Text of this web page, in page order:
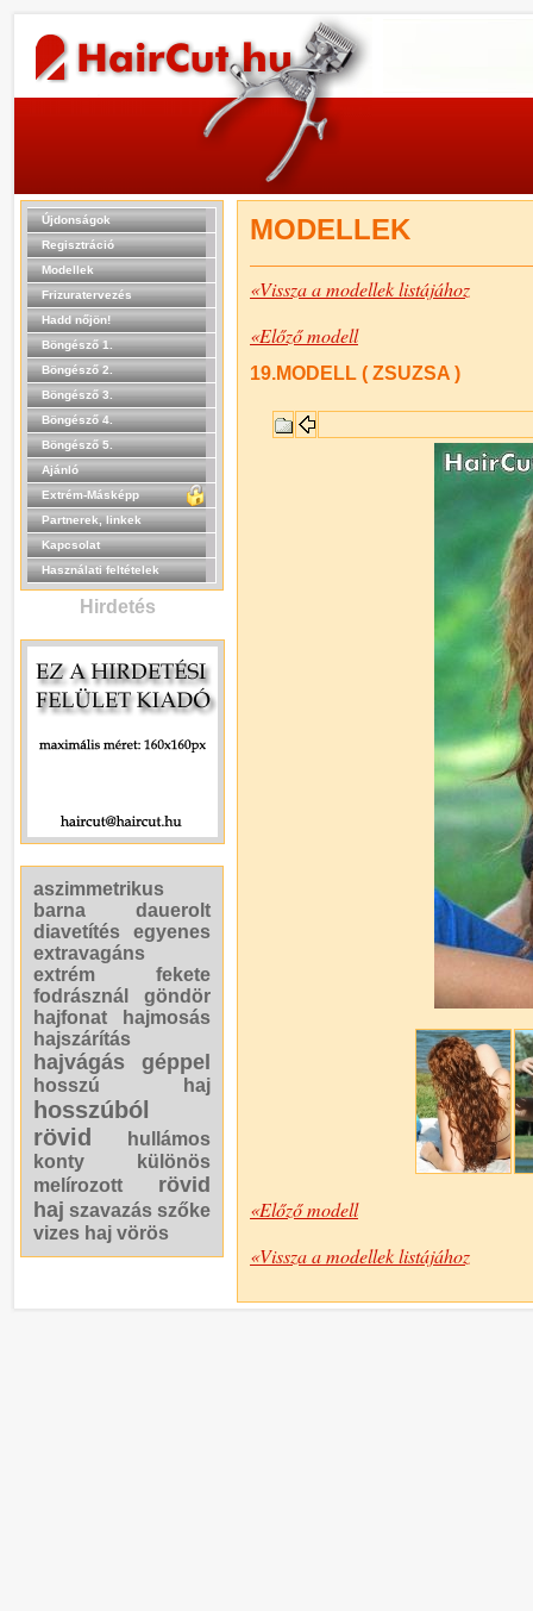
Újdonságok
Regisztráció
Modellek
Frizuratervezés
Hadd nőjön!
Böngésző 1.
Böngésző 2.
Böngésző 3.
Böngésző 4.
Böngésző 5.
Ajánló
Extrém-Másképp
Partnerek, linkek
Kapcsolat
Használati feltételek
Hirdetés
aszimmetrikus
barna
dauerolt
diavetítés
egyenes
extravagáns
extrém
fekete
fodrásznál
göndör
hajfonat
hajmosás
hajszárítás
hajvágás géppel
hosszú haj
hosszúból
rövid
hullámos
konty
különös
melírozott
rövid
haj szavazás szőke
vizes haj vörös
MODELLEK
«Vissza a modellek listájához
«Előző modell
19.MODELL ( ZSUZSA )
«Előző modell
«Vissza a modellek listájához